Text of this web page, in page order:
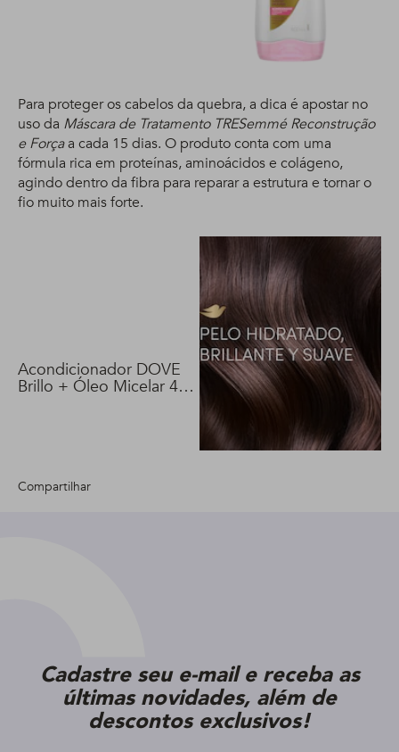
Para proteger os cabelos da quebra, a dica é apostar no
uso da Máscara de Tratamento TRESemmé Reconstrução
e Forçaa cada 15 dias. O produto conta com uma
fórmula rica em proteínas, aminoácidos e colágeno,
agindo dentro da fibra para reparar a estrutura e tornar o
fio muito mais forte.
Acondicionador DOVE
Brillo + Óleo Micelar 400
Compartilhar
Cadastre seu e-mail e receba as
últimas novidades, além de
descontos exclusivos!